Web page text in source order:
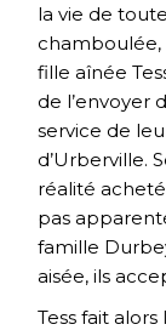
la vie de
fille aînée
de l’envoyer
service de
d’Urberville.
réalité
pas
famille
aisée, ils
Tess fait alors